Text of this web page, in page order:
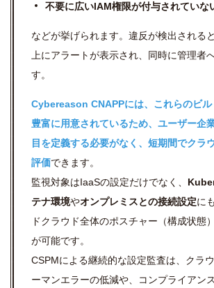
不要に広いIAM権限が付与されていな
などが挙げられます。違反が検出される
上にアラートが表示され、同時に管理者
す。
Cybereason CNAPPには、これらのビ
豊富に用意されているため、ユーザー企
目を定義する必要がなく、短期間でクラ
評価できます。
監視対象はIaaSの設定だけでなく、
テナ環境やオンプレミスとの接続設定に
ドクラウド全体のポスチャー（構成状態
が可能です。
CSPMによる継続的な設定監査は、クラ
ーマンエラーの低減や、コンプライアン